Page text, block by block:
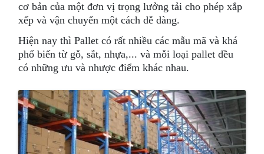
cơ bản của một đơn vị trọng lưởng tải cho phép xắp
xếp và vận chuyển một cách dễ dàng.
Hiện nay thì Pallet có rất nhiều các mẫu mã và khá
phổ biến từ gỗ, sắt, nhựa,... và mỗi loại pallet đều
có những ưu và nhược điểm khác nhau.